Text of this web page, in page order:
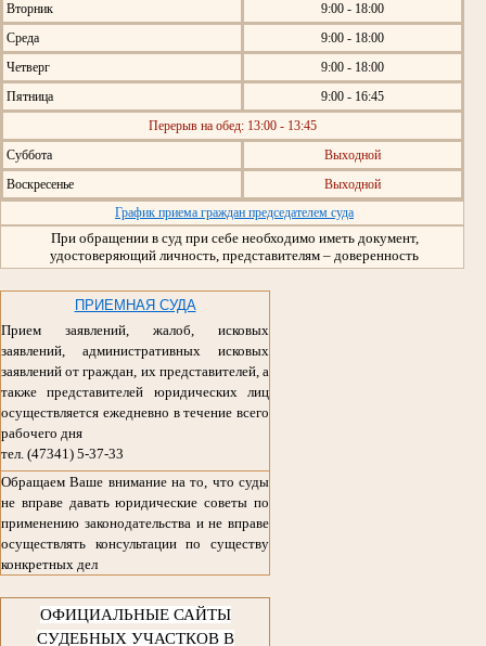
Вторник
9:00 - 18:00
Среда
9:00 - 18:00
Четверг
9:00 - 18:00
Пятница
9:00 - 16:45
Перерыв на обед: 13:00 - 13:45
Суббота
Выходной
Воскресенье
Выходной
График приема граждан председателем суда
При обращении в суд при себе необходимо иметь документ,
удостоверяющий личность, представителям – доверенность
ПРИЕМНАЯ СУДА
Прием заявлений, жалоб, исковых
заявлений, административных исковых
заявлений от граждан, их представителей, а
также представителей юридических лиц
осуществляется ежедневно в течение всего
рабочего дня
тел. (47341) 5-37-33
Обращаем Ваше внимание на то, что суды
не вправе давать юридические советы по
применению законодательства и не вправе
осуществлять консультации по существу
конкретных дел
ОФИЦИАЛЬНЫЕ САЙТЫ
СУДЕБНЫХ УЧАСТКОВ В